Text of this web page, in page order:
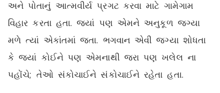
અને પોતાનું આત્મવીર્ય પ્રગટ કરવા માટે ગામેગામ
વિહાર કરતા હતા. જ્યાં પણ એમને અનુકૂળ જગ્યા
મળે ત્યાં એકાંતમાં જતા. ભગવાન એવી જગ્યા શોધતા
કે જ્યાં કોઈને પણ એમનાથી જરા પણ ખલેલ ના
પહોંચે; તેઓ સંકોચાઈને સંકોચાઈને રહેતા હતા.